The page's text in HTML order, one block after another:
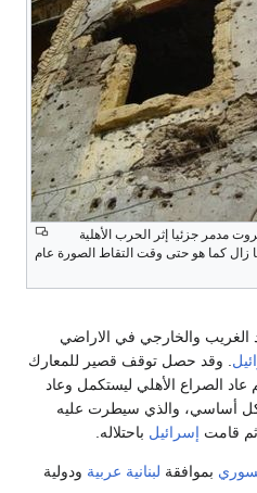
مدمر جزئيا إثر الحرب الأهلية
ما زال كما هو حتى وقت التقاط الصورة عام
الغريب والخارجي في الاراضي
. وقد حصل توقف قصير للمعارك
عاد الصراع الأهلي ليستكمل وعاد
أساسي، والذي سيطرت عليه
ثم قامت إسرائيل باحتلاله.
بموافقة لبنانية عربية ودولية